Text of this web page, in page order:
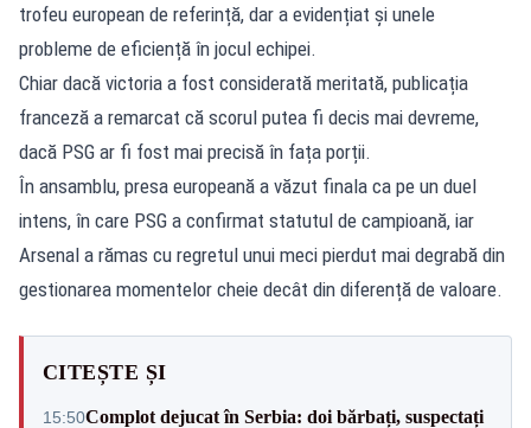
trofeu european de referință, dar a evidențiat și unele
probleme de eficiență în jocul echipei.
Chiar dacă victoria a fost considerată meritată, publicația
franceză a remarcat că scorul putea fi decis mai devreme,
dacă PSG ar fi fost mai precisă în fața porții.
În ansamblu, presa europeană a văzut finala ca pe un duel
intens, în care PSG a confirmat statutul de campioană, iar
Arsenal a rămas cu regretul unui meci pierdut mai degrabă din
gestionarea momentelor cheie decât din diferență de valoare.
CITEȘTE ȘI
15:50Complot dejucat în Serbia: doi bărbați, suspectați